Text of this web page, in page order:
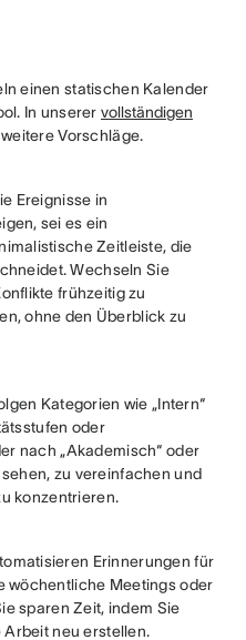
einen statischen Kalender
In unserer vollständigen
Vorschläge.
Ereignisse in
sei es ein
Zeitleiste, die
Wechseln Sie
frühzeitig zu
ohne den Überblick zu
Kategorien wie „Intern“
oder
nach „Akademisch“ oder
sehen, zu vereinfachen und
konzentrieren.
Erinnerungen für
wöchentliche Meetings oder
sparen Zeit, indem Sie
neu erstellen.